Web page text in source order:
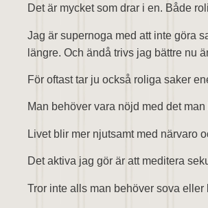
Det är mycket som drar i en. Både
Jag är supernoga med att inte göra
längre. Och ändå trivs jag bättre nu
För oftast tar ju också roliga saker
Man behöver vara nöjd med det
Livet blir mer njutsamt med närvaro
Det aktiva jag gör är att meditera
Tror inte alls man behöver sova